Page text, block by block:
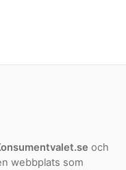
och
webbplats som